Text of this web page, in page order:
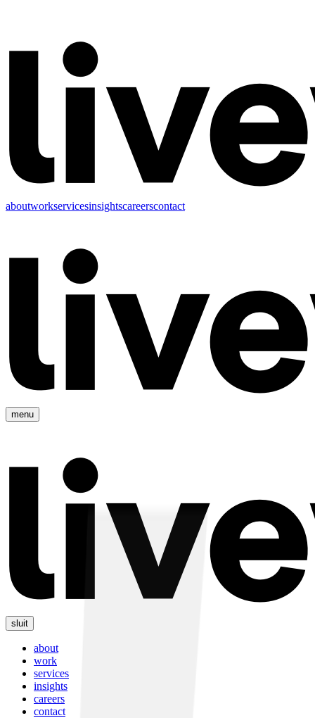
aboutworkservicesinsightscareerscontact
menu
sluit
about
work
services
insights
careers
contact